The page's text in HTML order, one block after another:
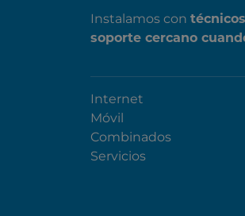
Instalamos con
soporte cercano
Internet
Móvil
Combinados
Servicios